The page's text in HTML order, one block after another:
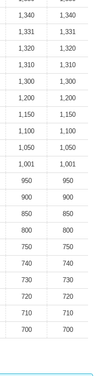
1,340 1,340
1,331 1,331
1,320 1,320
1,310 1,310
1,300 1,300
1,200 1,200
1,150 1,150
1,100 1,100
1,050 1,050
1,001 1,001
950 950
900 900
850 850
800 800
750 750
740 740
730 730
720 720
710 710
700 700